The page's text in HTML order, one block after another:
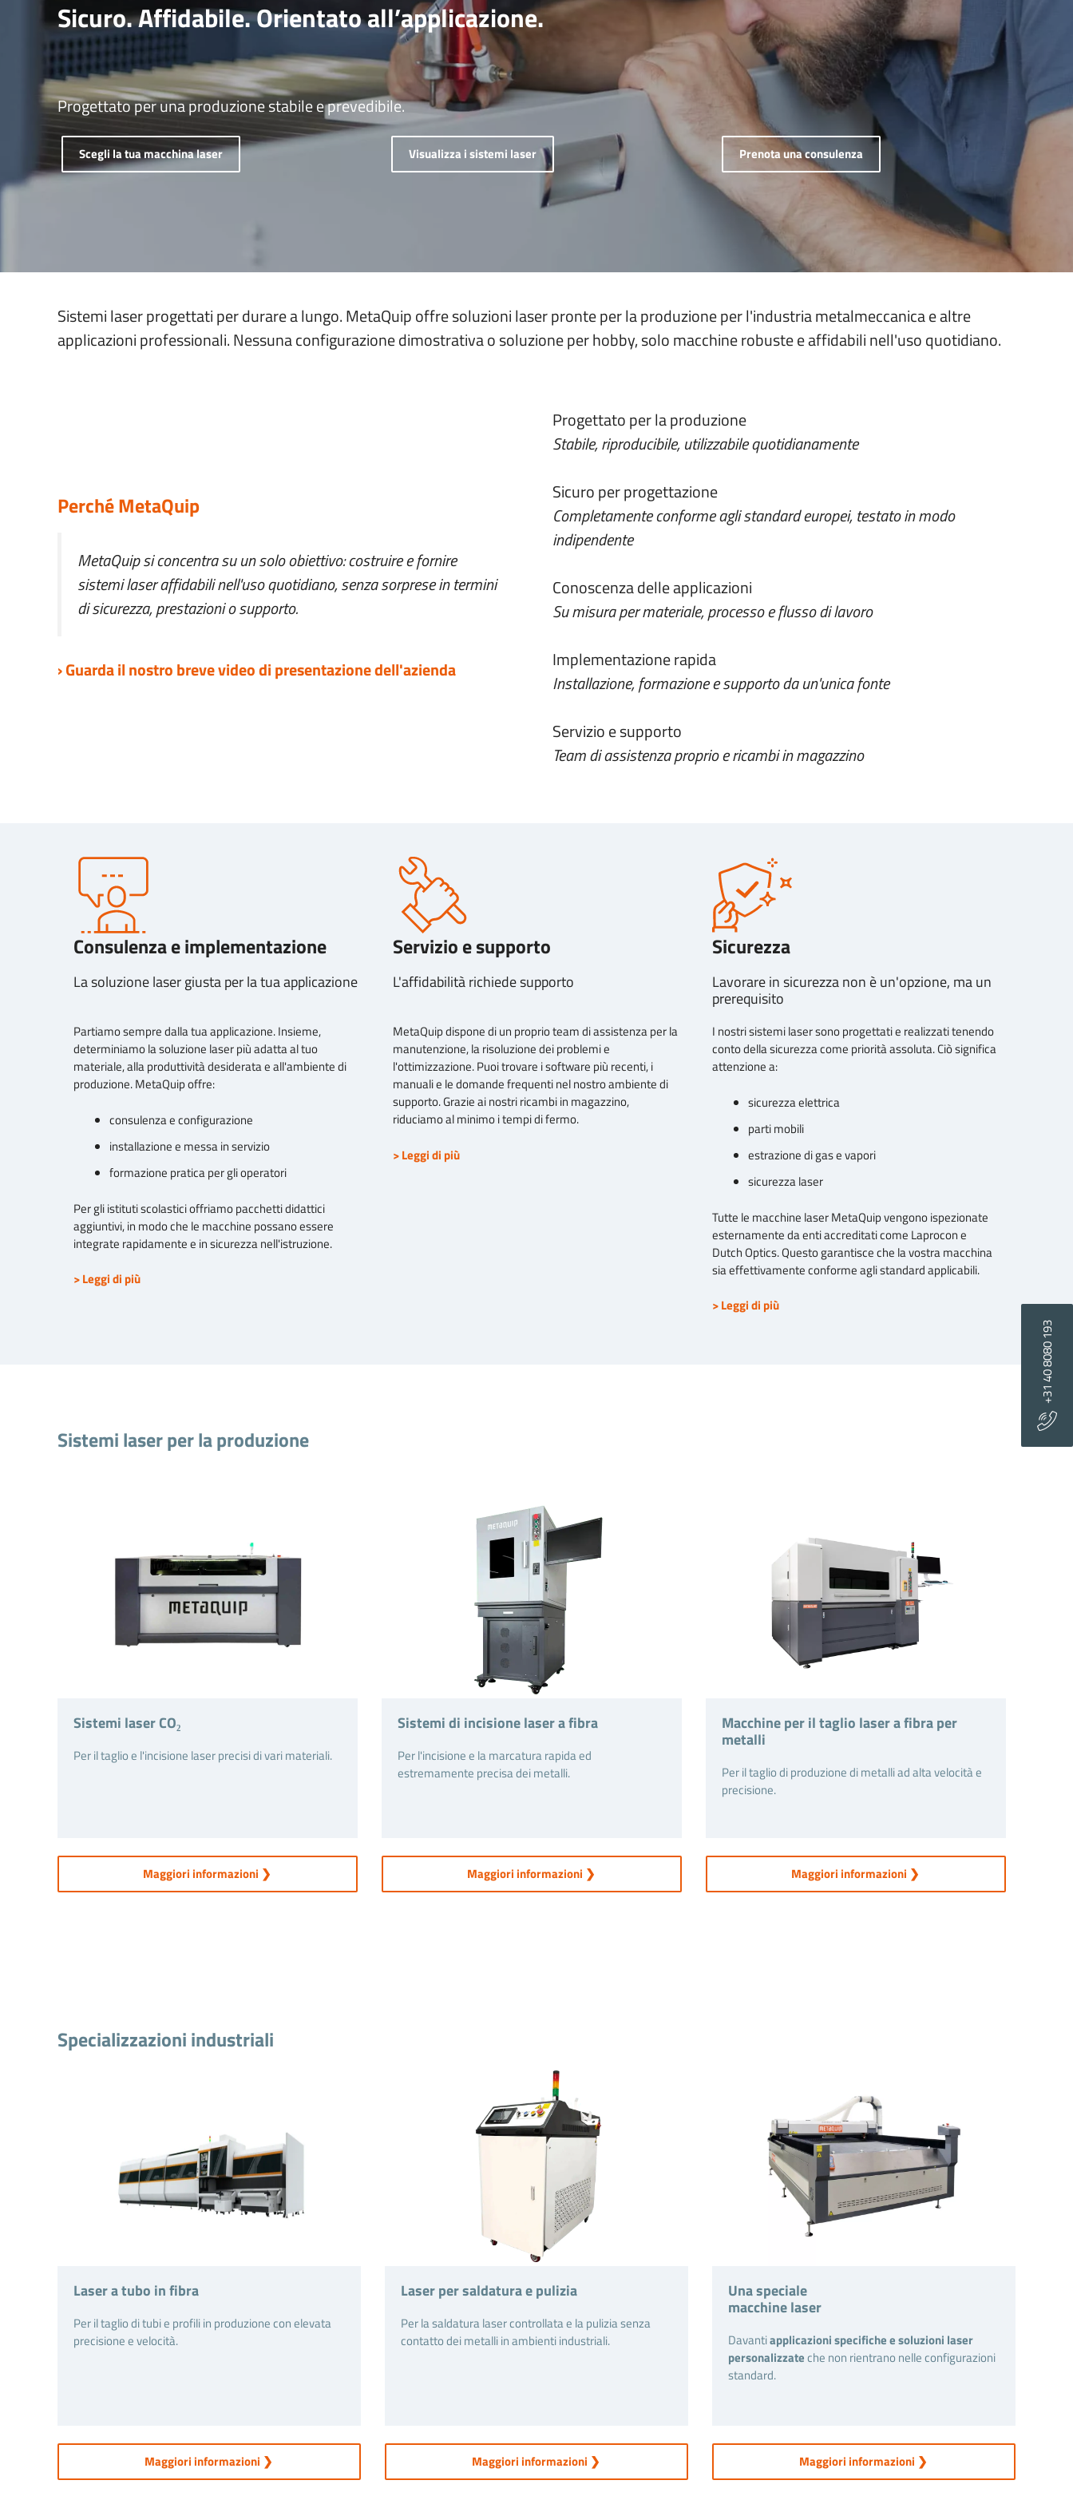
+31 40 8080 193
Taglio e incisione del denim
Filtri a taglio laser
Taglio laser in gommapiuma
Costruzione di modelli e modelli
Targhette e segni
Incidi codici a barre e numeri
Macchine laser di sicurezza laser
Importanza di una buona
estrazione dell'aria
Sicuro. Affidabile. Orientato all’applicazione.
Progettato per una produzione stabile e prevedibile.
Scegli la tua macchina laser Visualizza i sistemi laser Prenota una consulenza
Sistemi laser progettati per durare a lungo. MetaQuip offre soluzioni laser pronte per la produzione per l'industria metalmeccanica e altre
applicazioni professionali. Nessuna configurazione dimostrativa o soluzione per hobby, solo macchine robuste e affidabili nell'uso quotidiano.
Perché MetaQuip
MetaQuip si concentra su un solo obiettivo: costruire e fornire
sistemi laser affidabili nell'uso quotidiano, senza sorprese in termini
di sicurezza, prestazioni o supporto.
› Guarda il nostro breve video di presentazione dell'azienda
Progettato per la produzione
Stabile, riproducibile, utilizzabile quotidianamente
Sicuro per progettazione
Completamente conforme agli standard europei, testato in modo
indipendente
Conoscenza delle applicazioni
Su misura per materiale, processo e flusso di lavoro
Implementazione rapida
Installazione, formazione e supporto da un'unica fonte
Servizio e supporto
Team di assistenza proprio e ricambi in magazzino
Consulenza e implementazione
La soluzione laser giusta per la tua applicazione
Partiamo sempre dalla tua applicazione. Insieme,
determiniamo la soluzione laser più adatta al tuo
materiale, alla produttività desiderata e all'ambiente di
produzione. MetaQuip offre:
consulenza e configurazione
installazione e messa in servizio
formazione pratica per gli operatori
Per gli istituti scolastici offriamo pacchetti didattici
aggiuntivi, in modo che le macchine possano essere
integrate rapidamente e in sicurezza nell'istruzione.
> Leggi di più
Servizio e supporto
L'affidabilità richiede supporto
MetaQuip dispone di un proprio team di assistenza per la
manutenzione, la risoluzione dei problemi e
l'ottimizzazione. Puoi trovare i software più recenti, i
manuali e le domande frequenti nel nostro ambiente di
supporto. Grazie ai nostri ricambi in magazzino,
riduciamo al minimo i tempi di fermo.
> Leggi di più
Sicurezza
Lavorare in sicurezza non è un'opzione, ma un
prerequisito
I nostri sistemi laser sono progettati e realizzati tenendo
conto della sicurezza come priorità assoluta. Ciò significa
attenzione a:
sicurezza elettrica
parti mobili
estrazione di gas e vapori
sicurezza laser
Tutte le macchine laser MetaQuip vengono ispezionate
esternamente da enti accreditati come Laprocon e
Dutch Optics. Questo garantisce che la vostra macchina
sia effettivamente conforme agli standard applicabili.
> Leggi di più
Sistemi laser per la produzione
Sistemi laser CO₂
Per il taglio e l'incisione laser precisi di vari materiali.
Maggiori informazioni ❯
Sistemi di incisione laser a fibra
Per l'incisione e la marcatura rapida ed
estremamente precisa dei metalli.
Maggiori informazioni ❯
Macchine per il taglio laser a fibra per
metalli
Per il taglio di produzione di metalli ad alta velocità e
precisione.
Maggiori informazioni ❯
Specializzazioni industriali
Laser a tubo in fibra
Per il taglio di tubi e profili in produzione con elevata
precisione e velocità.
Maggiori informazioni ❯
Laser per saldatura e pulizia
Per la saldatura laser controllata e la pulizia senza
contatto dei metalli in ambienti industriali.
Maggiori informazioni ❯
Una speciale
macchine laser
Davantiapplicazioni specifiche e soluzioni laser
personalizzateche non rientrano nelle configurazioni
standard.
Maggiori informazioni ❯